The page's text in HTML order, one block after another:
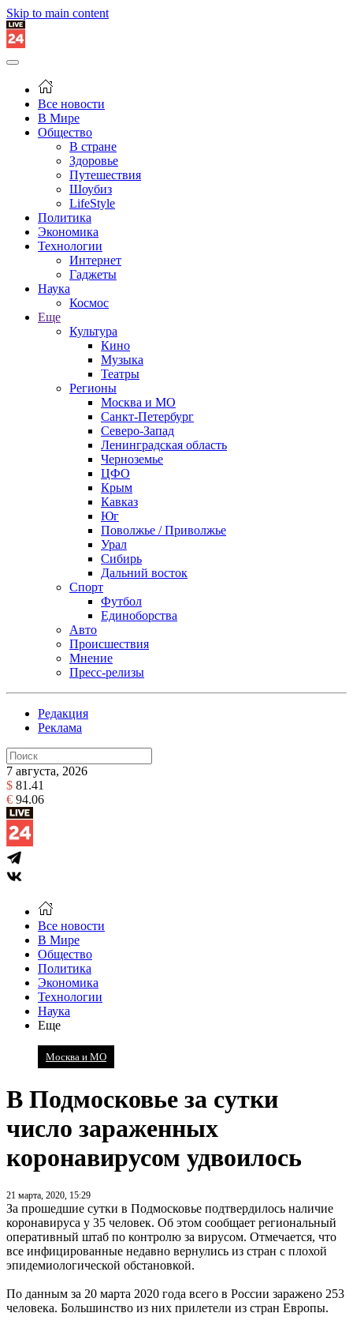
Skip to main content
Все новости
В Мире
Общество
В стране
Здоровье
Путешествия
Шоубиз
LifeStyle
Политика
Экономика
Технологии
Интернет
Гаджеты
Наука
Космос
Еще
Культура
Кино
Музыка
Театры
Регионы
Москва и МО
Санкт-Петербург
Северо-Запад
Ленинградская область
Черноземье
ЦФО
Крым
Кавказ
Юг
Поволжье / Приволжье
Урал
Сибирь
Дальний восток
Спорт
Футбол
Единоборства
Авто
Происшествия
Мнение
Пресс-релизы
Редакция
Реклама
7 августа, 2026
$ 81.41
€ 94.06
Все новости
В Мире
Общество
Политика
Экономика
Технологии
Наука
Еще
Москва и МО
В Подмосковье за сутки
число зараженных
коронавирусом удвоилось
21 марта, 2020, 15:29
За прошедшие сутки в Подмосковье подтвердилось наличие
коронавируса у 35 человек. Об этом сообщает региональный
оперативный штаб по контролю за вирусом. Отмечается, что
все инфицированные недавно вернулись из стран с плохой
эпидемиологической обстановкой.
По данным за 20 марта 2020 года всего в России заражено 253
человека. Большинство из них прилетели из стран Европы.